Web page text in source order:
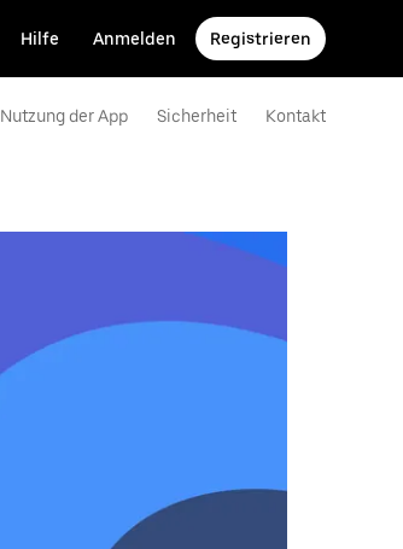
Hilfe Anmelden Registrieren
Nutzung der App Sicherheit Kontakt